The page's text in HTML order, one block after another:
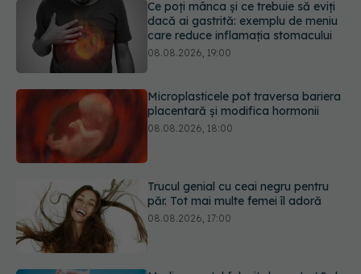
Microplasticele pot traversa bariera
placentară și modifica hormonii
08.08.2026, 18:00
Trucul genial cu ceai negru pentru
păr. Tot mai multe femei îl adoră
Medicamentul folosit de peste 60 de
ani care acționează într-un loc